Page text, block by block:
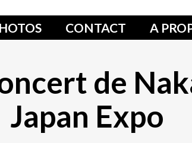
CONTACT A
de
Japan Expo